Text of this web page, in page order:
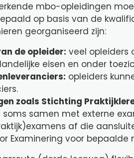
mbo-opleidingen
op basis van de
georganiseerd zijn:
de opleider: veel opleiders
eisen en onder
opleiders
zoals Stichting
samen met externe
af die
Examinering voor bepaalde